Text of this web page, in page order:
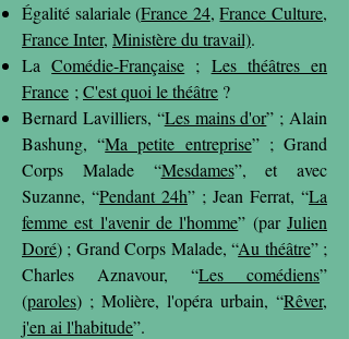
Égalité salariale (France 24,France Culture,
France Inter, Ministère du travail).
LaComédie-Française ; Les théâtres en
France ; C'est quoi le théâtre ?
Bernard Lavilliers, “Les mains d'or” ; Alain
Bashung, “Ma petite entreprise” ; Grand
Corps Malade “Mesdames”, et avec
Suzanne, “Pendant 24h” ; Jean Ferrat, “La
femme est l'avenir de l'homme” (parJulien
Doré) ; Grand Corps Malade, “Au théâtre” ;
Charles Aznavour, “Les comédiens”
(paroles) ; Molière, l'opéra urbain, “Rêver,
j'en ai l'habitude”.